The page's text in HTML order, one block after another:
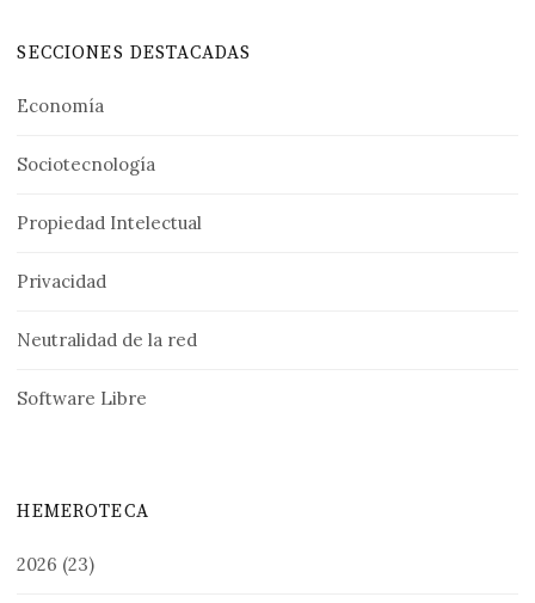
SECCIONES DESTACADAS
Economía
Sociotecnología
Propiedad Intelectual
Privacidad
Neutralidad de la red
Software Libre
HEMEROTECA
2026 (23)